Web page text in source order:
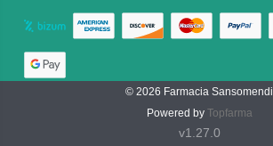
© 2026 Farmacia Sansomendi
Powered by Topfarma
v1.27.0